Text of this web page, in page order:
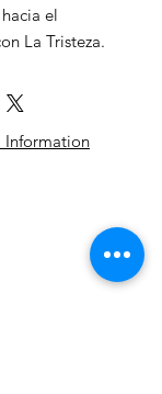
el
La Tristeza.
Information